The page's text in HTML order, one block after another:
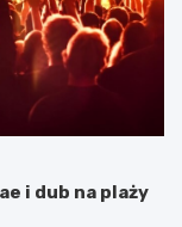
i dub na plaży